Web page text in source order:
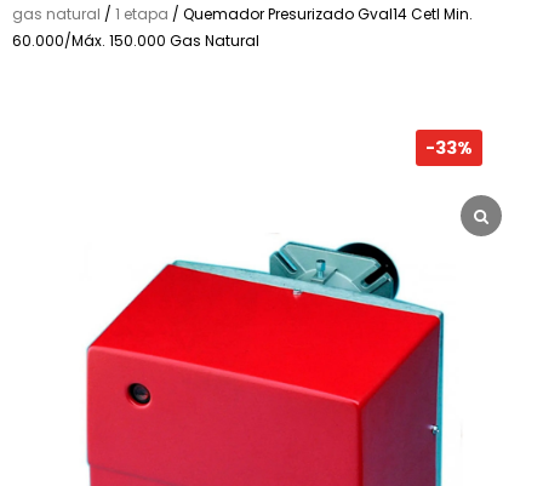
gas natural / 1 etapa / Quemador Presurizado Gval14 Cetl Min.
60.000/Máx. 150.000 Gas Natural
-33%